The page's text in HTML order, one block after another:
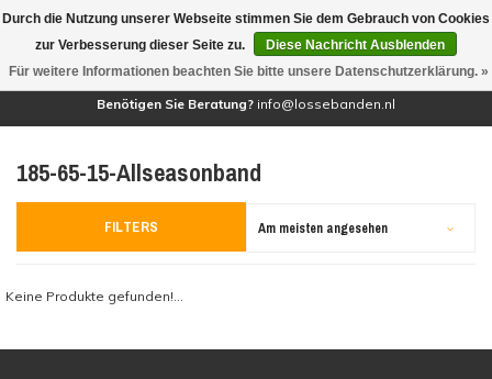
(0)
Benötigen Sie Beratung? info@lossebanden.nl
185-65-15-Allseasonband
FILTERS Am meisten angesehen
Keine Produkte gefunden!...
Durch die Nutzung unserer Webseite stimmen Sie dem Gebrauch von Cookies
zur Verbesserung dieser Seite zu.
Diese Nachricht Ausblenden
Für weitere Informationen beachten Sie bitte unsere Datenschutzerklärung. »